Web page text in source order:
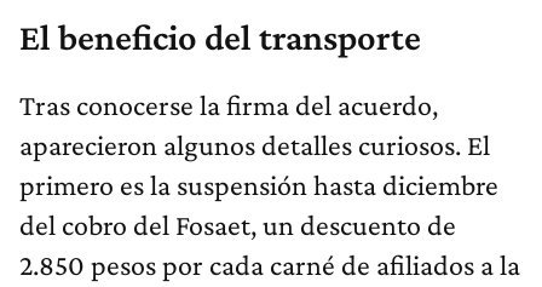
El beneficio del transporte
Tras conocerse la firma del acuerdo,
aparecieron algunos detalles curiosos. El
primero es la suspensión hasta diciembre
del cobro del Fosaet, un descuento de
2.850 pesos por cada carné de afiliados a la